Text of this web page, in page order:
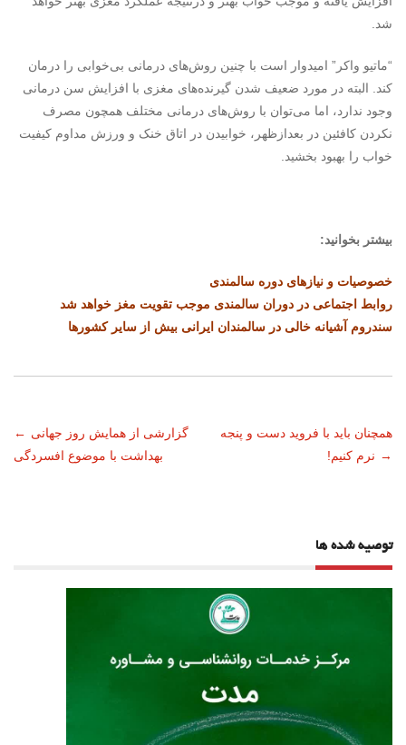
شد.
“ماتیو واکر” امیدوار است با چنین روش‌های درمانی بی‌خوابی را درمان
کند. البته در مورد ضعیف شدن گیرنده‌های مغزی با افزایش سن درمانی
وجود ندارد، اما می‌توان با روش‌های درمانی مختلف همچون مصرف
نکردن کافئین در بعدازظهر، خوابیدن در اتاق خنک و ورزش مداوم کیفیت
خواب را بهبود بخشید.
بیشتر بخوانید:
خصوصیات و نیازهای دوره سالمندی
روابط اجتماعی در دوران سالمندی موجب تقویت مغز خواهد شد
سندروم آشیانه خالی در سالمندان ایرانی بیش از سایر کشورها
ناوبری
نوشته
← گزارشی از همایش روز جهانی
بهداشت با موضوع افسردگی
همچنان باید با فروید دست و پنجه
نرم کنیم! →
توصیه شده ها